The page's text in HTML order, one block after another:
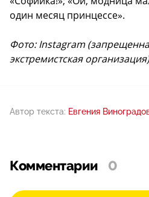
один месяц принцессе».
Фото: Instagram
экстремистская организация)
Автор текста: Евгения
Комментарии 0